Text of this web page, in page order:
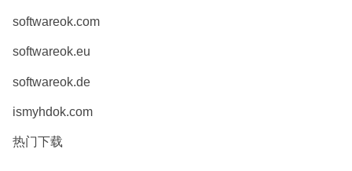
softwareok.com
softwareok.eu
softwareok.de
ismyhdok.com
热门下载